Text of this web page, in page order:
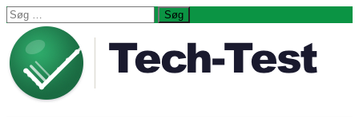
Søg
efter: